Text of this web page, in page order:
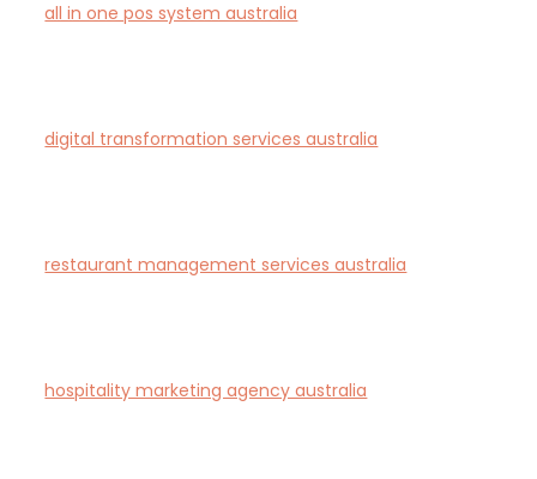
all in one pos system australia
digital transformation services australia
restaurant management services australia
hospitality marketing agency australia